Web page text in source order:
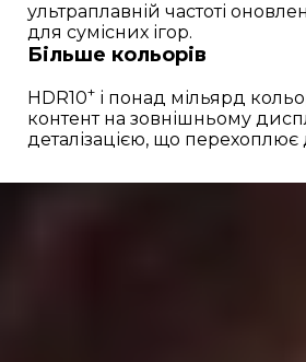
ультраплавній частоті
для сумісних ігор.
Більше кольорів
HDR10+ і понад мільярд
контент на зовнішньому
деталізацією, що перехоплює